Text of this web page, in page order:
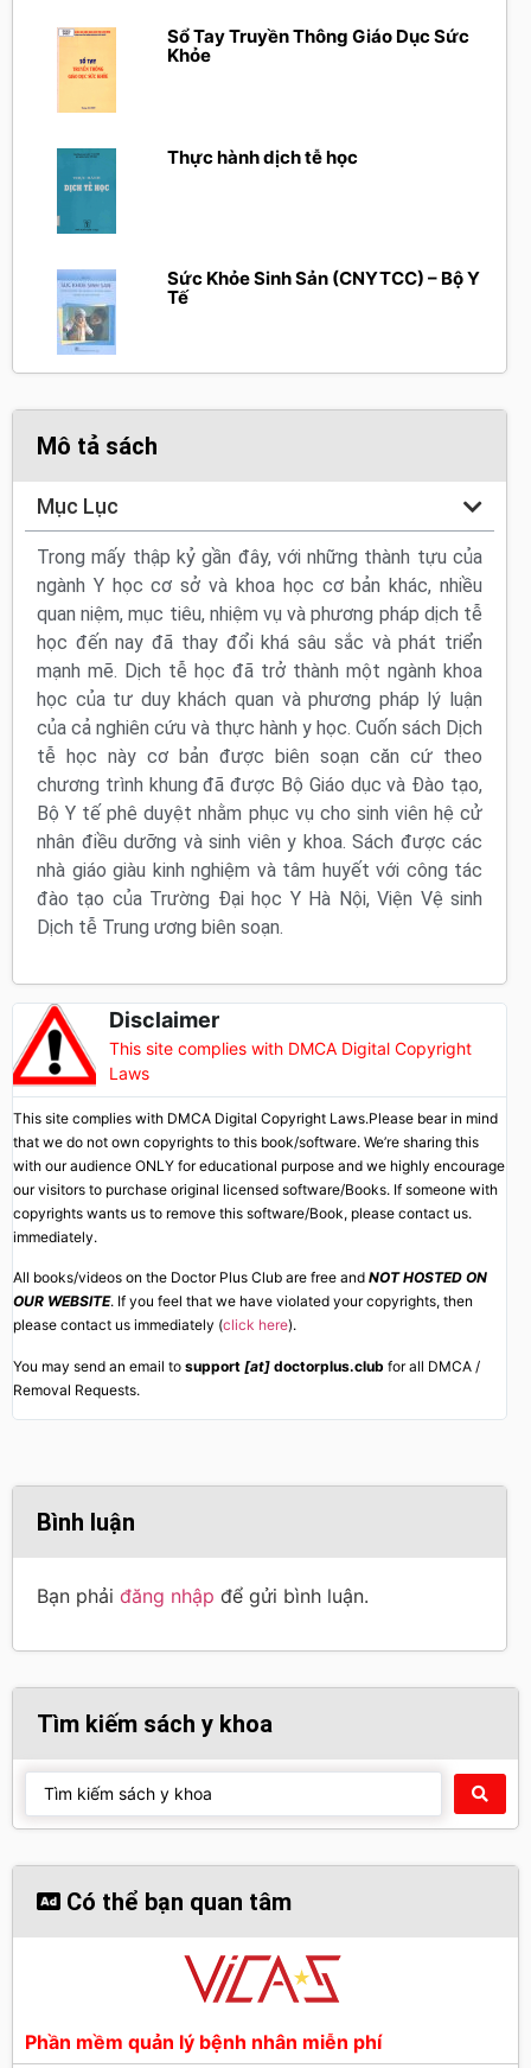
Sổ Tay Truyền Thông Giáo Dục Sức
Khỏe
Thực hành dịch tễ học
Sức Khỏe Sinh Sản (CNYTCC) – Bộ Y
Tế
Mô tả sách
Mục Lục
Trong mấy thập kỷ gần đây, với những thành tựu của
ngành Y học cơ sở và khoa học cơ bản khác, nhiều
quan niệm, mục tiêu, nhiệm vụ và phương pháp dịch tễ
học đến nay đã thay đổi khá sâu sắc và phát triển
mạnh mẽ. Dịch tễ học đã trở thành một ngành khoa
học của tư duy khách quan và phương pháp lý luận
của cả nghiên cứu và thực hành y học. Cuốn sách Dịch
tễ học này cơ bản được biên soạn căn cứ theo
chương trình khung đã được Bộ Giáo dục và Đào tạo,
Bộ Y tế phê duyệt nhằm phục vụ cho sinh viên hệ cử
nhân điều dưỡng và sinh viên y khoa. Sách được các
nhà giáo giàu kinh nghiệm và tâm huyết với công tác
đào tạo của Trường Đại học Y Hà Nội, Viện Vệ sinh
Dịch tễ Trung ương biên soạn.
Disclaimer
This site complies with DMCA Digital Copyright
Laws
This site complies with DMCA Digital Copyright Laws.Please bear in mind
that we do not own copyrights to this book/software. We’re sharing this
with our audience ONLY for educational purpose and we highly encourage
our visitors to purchase original licensed software/Books. If someone with
copyrights wants us to remove this software/Book, please contact us.
immediately.
All books/videos on the Doctor Plus Club are free and NOT HOSTED ON
OUR WEBSITE. If you feel that we have violated your copyrights, then
please contact us immediately (click here).
You may send an email to support [at] doctorplus.club for all DMCA /
Removal Requests.
Bình luận
Bạn phải đăng nhập để gửi bình luận.
Tìm kiếm sách y khoa
Có thể bạn quan tâm
Phần mềm quản lý bệnh nhân miễn phí